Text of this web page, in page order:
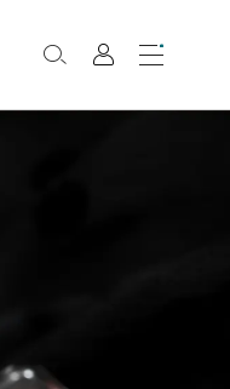
Rechercher
Mon
compte
Menu